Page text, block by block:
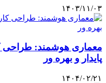
۱۴۰۳/۱۱/۰۳
معماری هوشمند: طراحی
پایدار و بهره ‌ور
۱۴۰۴/۰۲/۲۱